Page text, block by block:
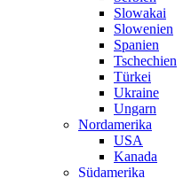
Slowakai
Slowenien
Spanien
Tschechien
Türkei
Ukraine
Ungarn
Nordamerika
USA
Kanada
Südamerika